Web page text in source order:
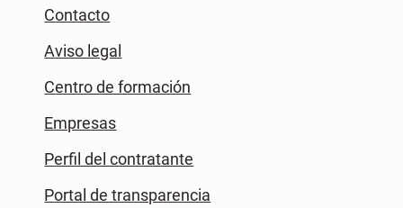
Contacto
Aviso legal
Centro de formación
Empresas
Perfil del contratante
Portal de transparencia